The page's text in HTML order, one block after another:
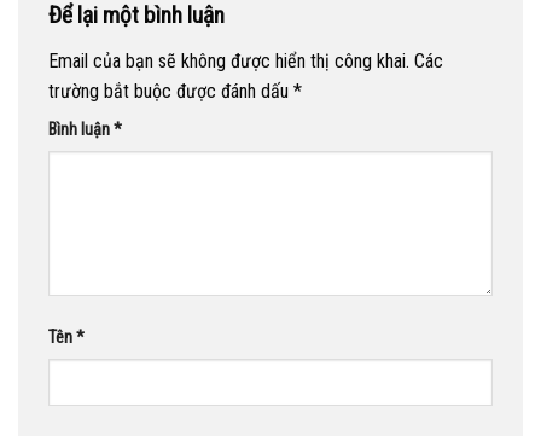
Để lại một bình luận
Email của bạn sẽ không được hiển thị công khai. Các
trường bắt buộc được đánh dấu *
Bình luận*
Tên*